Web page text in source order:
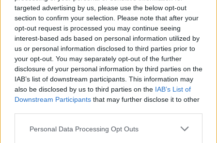
targeted advertising by us, please use the below opt-out
section to confirm your selection. Please note that after your
opt-out request is processed you may continue seeing
interest-based ads based on personal information utilized by
us or personal information disclosed to third parties prior to
your opt-out. You may separately opt-out of the further
disclosure of your personal information by third parties on the
IAB’s list of downstream participants. This information may
also be disclosed by us to third parties on the IAB’s List of
Downstream Participants that may further disclose it to other
Please note that this website/app uses one or more Google
Personal Data Processing Opt Outs
«Ροντέο» η Βουλή: Όλοι εναντίον όλων για
μεταναστευτικό, ακροδεξιά, Σπαρτιάτες, μνημόνια και
στη μέση η Ζωή
03.04.2025, 15:10 199